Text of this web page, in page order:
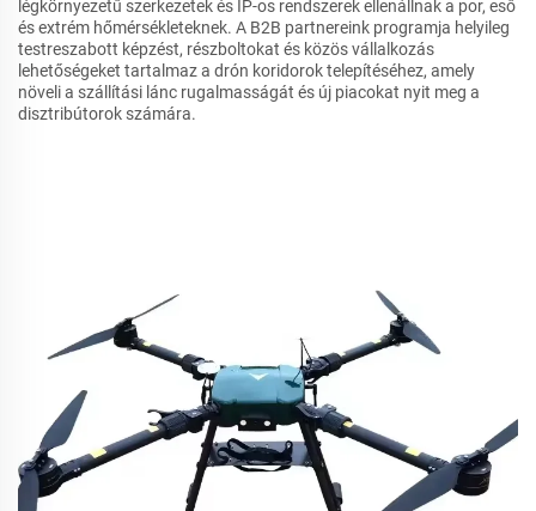
légkörnyezetű szerkezetek és IP-os rendszerek ellenállnak a por, eső
és extrém hőmérsékleteknek. A B2B partnereink programja helyileg
testreszabott képzést, részboltokat és közös vállalkozás
lehetőségeket tartalmaz a drón koridorok telepítéséhez, amely
növeli a szállítási lánc rugalmasságát és új piacokat nyit meg a
disztribútorok számára.